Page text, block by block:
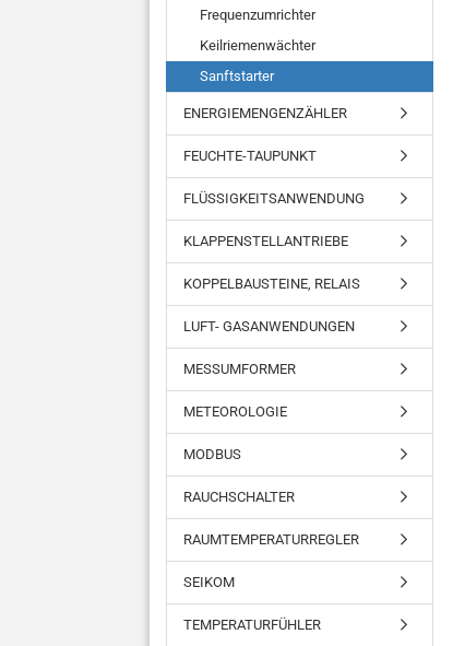
Frequenzumrichter
Keilriemenwächter
Sanftstarter
ENERGIEMENGENZÄHLER
FEUCHTE-TAUPUNKT
FLÜSSIGKEITSANWENDUNG
KLAPPENSTELLANTRIEBE
KOPPELBAUSTEINE, RELAIS
LUFT- GASANWENDUNGEN
MESSUMFORMER
METEOROLOGIE
MODBUS
RAUCHSCHALTER
RAUMTEMPERATURREGLER
SEIKOM
TEMPERATURFÜHLER